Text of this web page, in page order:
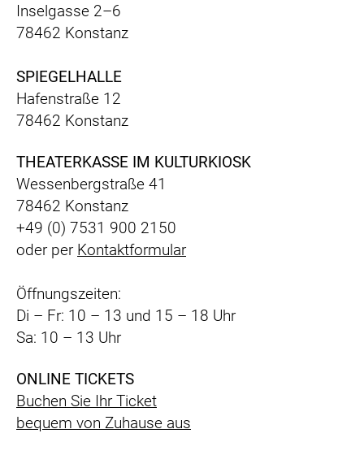
Inselgasse 2–6
78462 Konstanz
SPIEGELHALLE
Hafenstraße 12
78462 Konstanz
THEATERKASSE IM KULTURKIOSK
Wessenbergstraße 41
78462 Konstanz
+49 (0) 7531 900 2150
oder per Kontaktformular
Öffnungszeiten:
Di – Fr: 10 – 13 und 15 – 18 Uhr
Sa: 10 – 13 Uhr
ONLINE TICKETS
Buchen Sie Ihr Ticket
bequem von Zuhause aus